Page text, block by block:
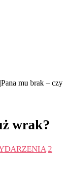
|Pana mu brak – czy
wrak?
2